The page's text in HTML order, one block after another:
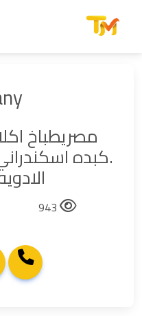
مصريطباخ
.كبده
الادويه ٩